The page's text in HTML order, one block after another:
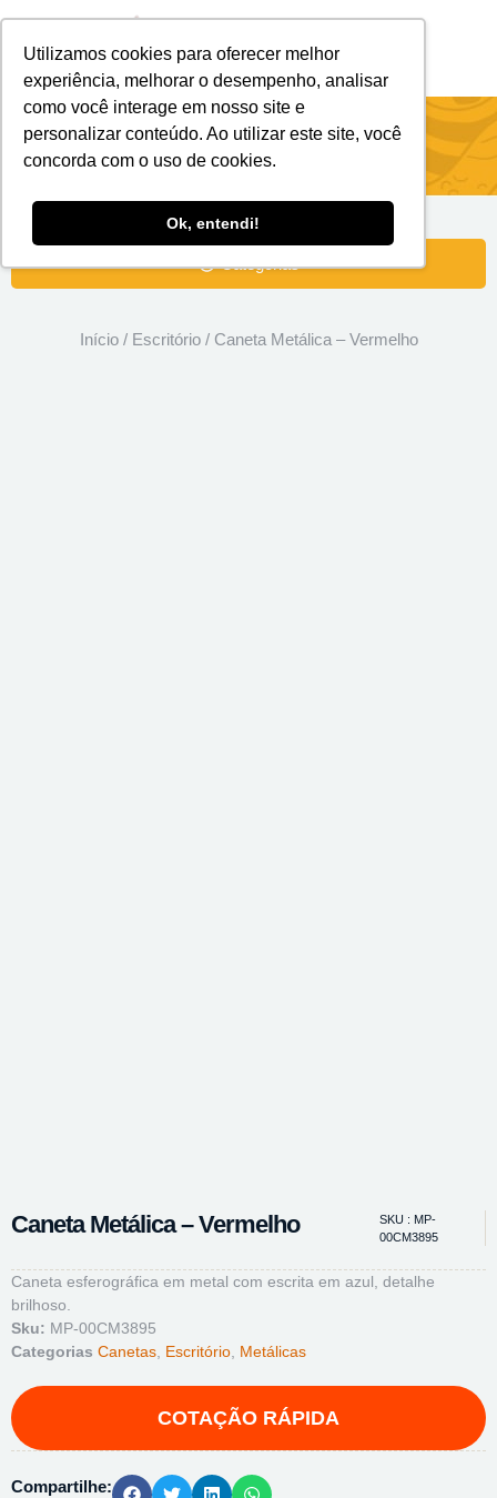
Utilizamos cookies para oferecer melhor
experiência, melhorar o desempenho, analisar
como você interage em nosso site e
personalizar conteúdo. Ao utilizar este site, você
concorda com o uso de cookies.
Ok, entendi!
Caneta Metálica – Vermelho
Categorias
Início/ Escritório/ Caneta Metálica – Vermelho
Caneta Metálica – Vermelho
SKU : MP-
00CM3895
Caneta esferográfica em metal com escrita em azul, detalhe
brilhoso.
Sku: MP-00CM3895
Categorias Canetas Escritório Metálicas
Compartilhe: